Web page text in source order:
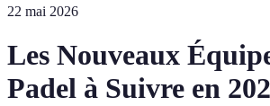
22 mai 2026
Les Nouveaux
Padel à Suivre en